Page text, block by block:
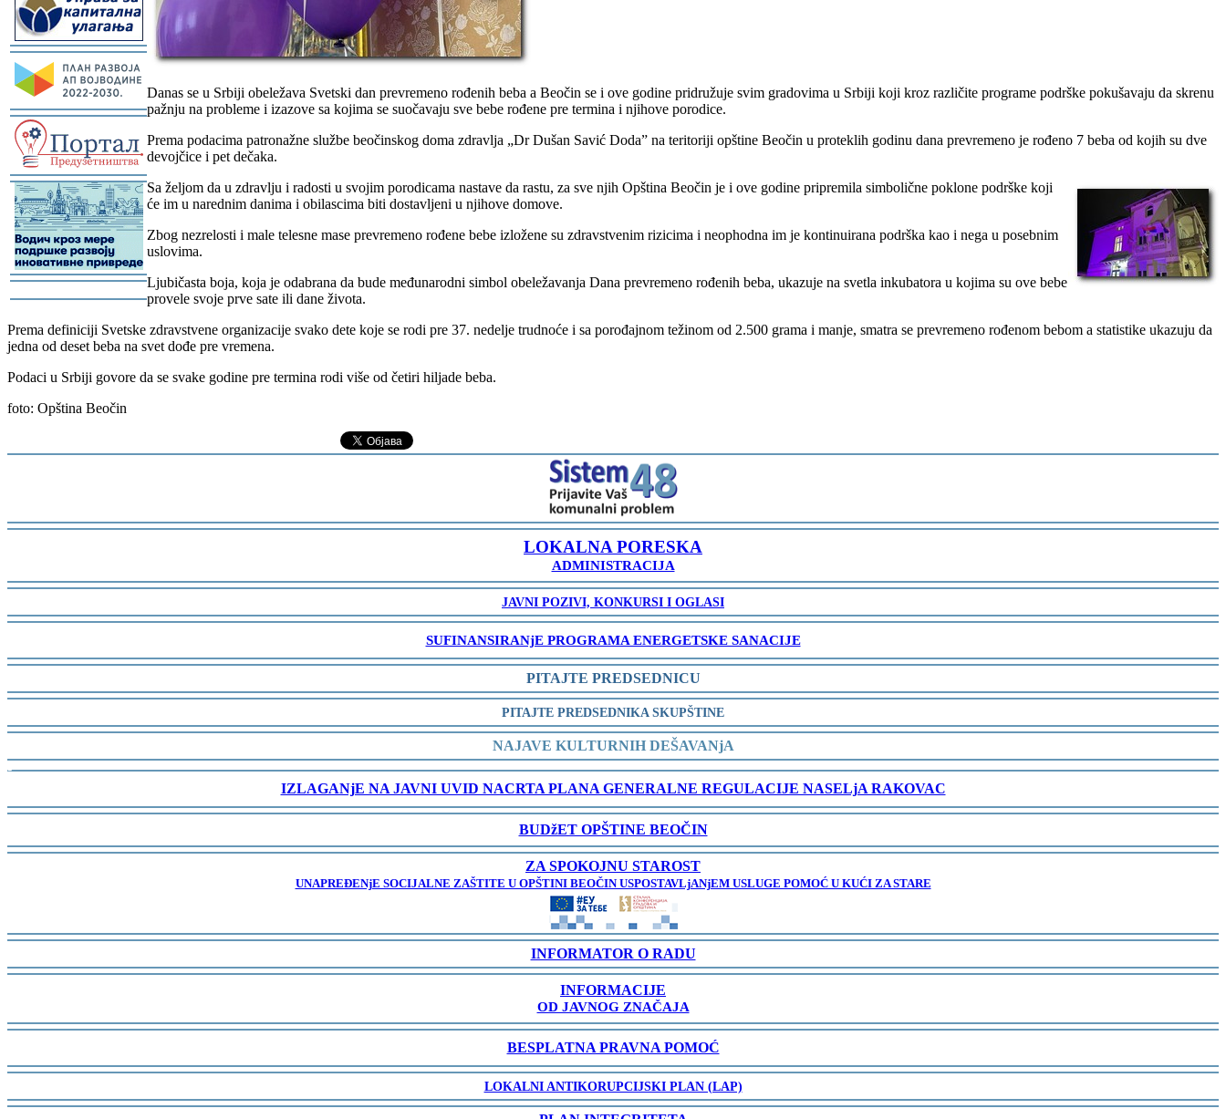
-
-
-
-
Danas se u Srbiji obeležava Svetski dan prevremeno rođenih beba a Beočin se i ove godine pridružuje svim gradovima u Srbiji koji kroz različite programe podrške pokušavaju da skrenu
pažnju na probleme i izazove sa kojima se suočavaju sve bebe rođene pre termina i njihove porodice.
Prema podacima patronažne službe beočinskog doma zdravlja „Dr Dušan Savić Doda” na teritoriji opštine Beočin u proteklih godinu dana prevremeno je rođeno 7 beba od kojih su dve
devojčice i pet dečaka.
Sa željom da u zdravlju i radosti u svojim porodicama nastave da rastu, za sve njih Opština Beočin je i ove godine pripremila simbolične poklone podrške koji
će im u narednim danima i obilascima biti dostavljeni u njihove domove.
Zbog nezrelosti i male telesne mase prevremeno rođene bebe izložene su zdravstvenim rizicima i neophodna im je kontinuirana podrška kao i nega u posebnim
uslovima.
Ljubičasta boja, koja je odabrana da bude međunarodni simbol obeležavanja Dana prevremeno rođenih beba, ukazuje na svetla inkubatora u kojima su ove bebe
provele svoje prve sate ili dane života.
Prema definiciji Svetske zdravstvene organizacije svako dete koje se rodi pre 37. nedelje trudnoće i sa porođajnom težinom od 2.500 grama i manje, smatra se prevremeno rođenom bebom a statistike ukazuju da
jedna od deset beba na svet dođe pre vremena.
Podaci u Srbiji govore da se svake godine pre termina rodi više od četiri hiljade beba.
foto: Opština Beočin
-
LOKALNA PORESKA
ADMINISTRACIJA
-
JAVNI POZIVI, KONKURSI I OGLASI
-
SUFINANSIRANjE PROGRAMA ENERGETSKE SANACIJE
-
PITAJTE PREDSEDNICU
-
PITAJTE PREDSEDNIKA SKUPŠTINE
-
NAJAVE KULTURNIH DEŠAVANjA
-
IZLAGANjE NA JAVNI UVID NACRTA PLANA GENERALNE REGULACIJE NASELjA RAKOVAC
-
BUDžET OPŠTINE BEOČIN
-
ZA SPOKOJNU STAROST
UNAPREĐENjE SOCIJALNE ZAŠTITE U OPŠTINI BEOČIN USPOSTAVLjANjEM USLUGE POMOĆ U KUĆI ZA STARE
-
INFORMATOR O RADU
-
INFORMACIJE
OD JAVNOG ZNAČAJA
-
BESPLATNA PRAVNA POMOĆ
-
LOKALNI ANTIKORUPCIJSKI PLAN (LAP)
-